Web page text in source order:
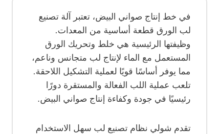
في خط إنتاج صواني البيض، تعتبر آلة تصنيع
لب الورق قطعة أساسية من المعدات.
وظيفتها الرئيسية هي خلط وتحريك الورق
المستعمل مع الماء لإنتاج لب متجانس وناعم،
مما يوفر أساسًا قويًا لعملية التشكيل اللاحقة.
تلعب عملية اللب الفعالة والمستقرة دورًا
رئيسيًا في جودة وكفاءة إنتاج صواني البيض.
تقدم شولي نظام تصنيع لب سهل الاستخدام